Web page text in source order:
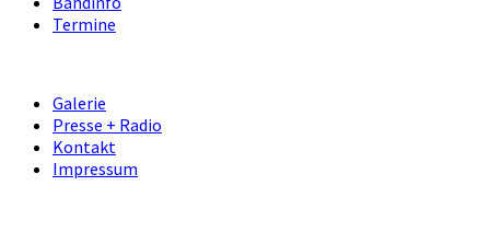
Termine
Galerie
Presse + Radio
Kontakt
Impressum